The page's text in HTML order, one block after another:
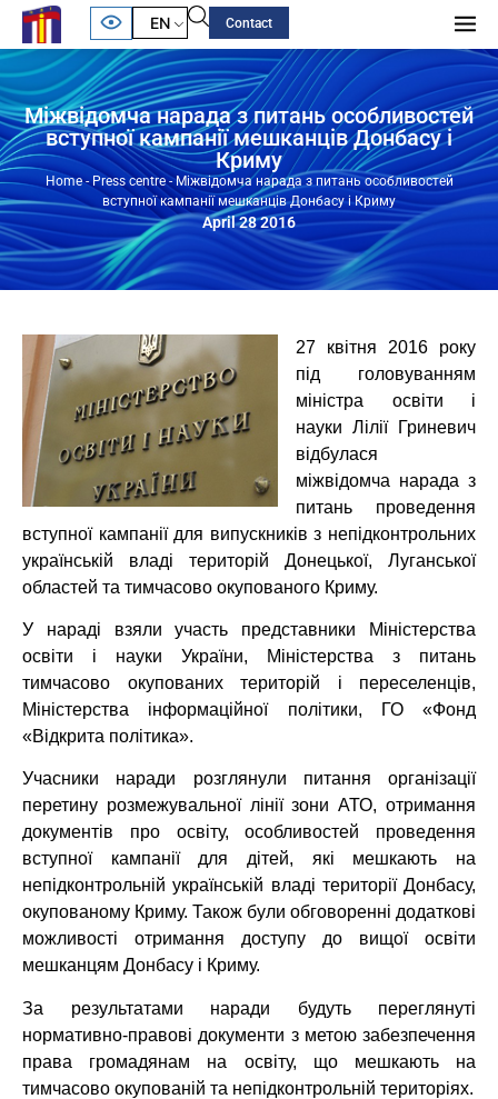
EN Contact
Міжвідомча нарада з питань особливостей
вступної кампанії мешканців Донбасу і
Криму
Home-Press centre-Міжвідомча нарада з питань особливостей
вступної кампанії мешканців Донбасу і Криму
April 28 2016
27 квітня 2016 року
під головуванням
міністра освіти і
науки Лілії Гриневич
відбулася
міжвідомча нарада з
питань проведення
вступної кампанії для випускників з непідконтрольних
українській владі територій Донецької, Луганської
областей та тимчасово окупованого Криму.
У нараді взяли участь представники Міністерства
освіти і науки України, Міністерства з питань
тимчасово окупованих територій і переселенців,
Міністерства інформаційної політики, ГО «Фонд
«Відкрита політика».
Учасники наради розглянули питання організації
перетину розмежувальної лінії зони АТО, отримання
документів про освіту, особливостей проведення
вступної кампанії для дітей, які мешкають на
непідконтрольній українській владі території Донбасу,
окупованому Криму. Також були обговоренні додаткові
можливості отримання доступу до вищої освіти
мешканцям Донбасу і Криму.
За результатами наради будуть переглянуті
нормативно-правові документи з метою забезпечення
права громадянам на освіту, що мешкають на
тимчасово окупованій та непідконтрольній територіях.